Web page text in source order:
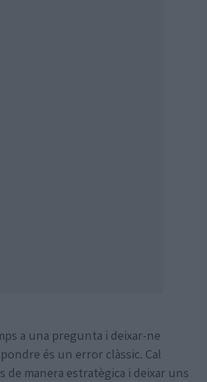
a una pregunta i deixar-ne
és un error clàssic. Cal
manera estratègica i deixar uns